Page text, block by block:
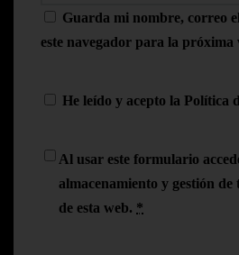
Guarda mi nombre, correo
este navegador para la próxima
He leído y acepto la Política
Al usar este formulario
almacenamiento y gestión
de esta web. *